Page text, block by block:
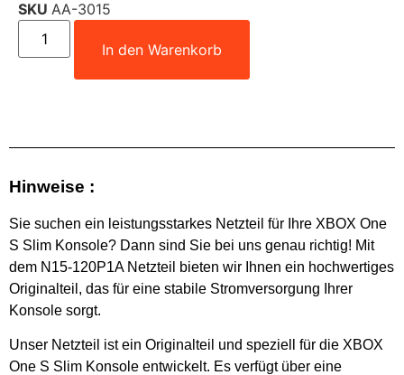
SKU AA-3015
In den Warenkorb
Hinweise :
Sie suchen ein leistungsstarkes Netzteil für Ihre XBOX One
S Slim Konsole? Dann sind Sie bei uns genau richtig! Mit
dem N15-120P1A Netzteil bieten wir Ihnen ein hochwertiges
Originalteil, das für eine stabile Stromversorgung Ihrer
Konsole sorgt.
Unser Netzteil ist ein Originalteil und speziell für die XBOX
One S Slim Konsole entwickelt. Es verfügt über eine